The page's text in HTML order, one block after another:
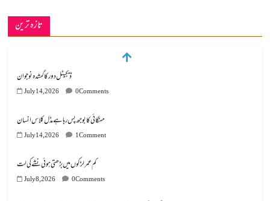
تازہ ترین
ڈیجیٹل دور کا گمشدہ نوجوان
July 14, 2026 0 Comments
مہنگائی کا بوجھ پس رہا ہے مڈل کلاس انسان
July 14, 2026 1 Comment
کم عمر لڑکوں میں بڑھتی ہوئی نشے کی لت
July 8, 2026 0 Comments